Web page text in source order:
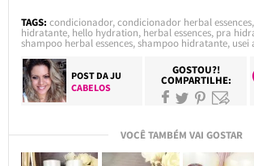
TAGS: condicionador,condicionador herbal essences,
hidratante, hello hydration, herbal essences, pra
shampoo herbal essences,shampoo hidratante, usei
POST DAJU
CABELOS
GOSTOU?!
COMPARTILHE:
VOCÊ TAMBÉM VAI GOSTAR